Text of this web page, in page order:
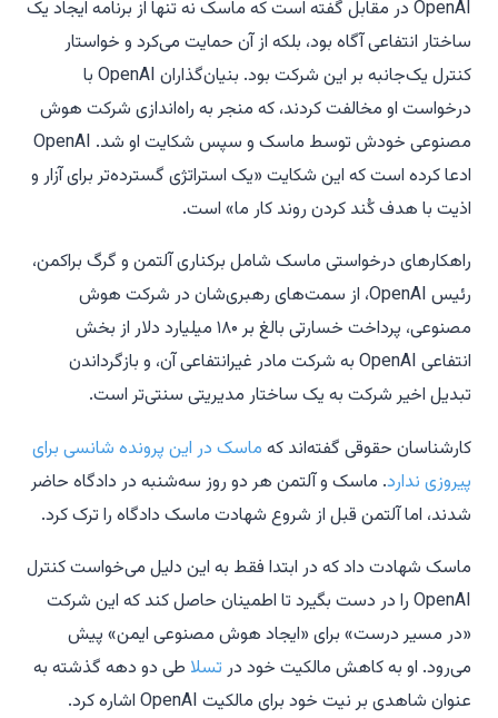
OpenAI در مقابل گفته است که ماسک نه تنها از برنامه ایجاد یک
ساختار انتفاعی آگاه بود، بلکه از آن حمایت می‌کرد و خواستار
کنترل یک‌جانبه بر این شرکت بود. بنیان‌گذاران OpenAI با
درخواست او مخالفت کردند، که منجر به راه‌اندازی شرکت هوش
مصنوعی خودش توسط ماسک و سپس شکایت او شد. OpenAI
ادعا کرده است که این شکایت «یک استراتژی گسترده‌تر برای آزار و
اذیت با هدف کُند کردن روند کار ما» است.
راهکارهای درخواستی ماسک شامل برکناری آلتمن و گرگ براکمن،
رئیس OpenAI، از سمت‌های رهبری‌شان در شرکت هوش
مصنوعی، پرداخت خسارتی بالغ بر ۱۸۰ میلیارد دلار از بخش
انتفاعی OpenAI به شرکت مادر غیرانتفاعی آن، و بازگرداندن
تبدیل اخیر شرکت به یک ساختار مدیریتی سنتی‌تر است.
کارشناسان حقوقی گفته‌اند که ماسک در این پرونده شانسی برای
پیروزی ندارد. ماسک و آلتمن هر دو روز سه‌شنبه در دادگاه حاضر
شدند، اما آلتمن قبل از شروع شهادت ماسک دادگاه را ترک کرد.
ماسک شهادت داد که در ابتدا فقط به این دلیل می‌خواست کنترل
OpenAI را در دست بگیرد تا اطمینان حاصل کند که این شرکت
«در مسیر درست» برای «ایجاد هوش مصنوعی ایمن» پیش
می‌رود. او به کاهش مالکیت خود در تسلا طی دو دهه گذشته به
عنوان شاهدی بر نیت خود برای مالکیت OpenAI اشاره کرد.